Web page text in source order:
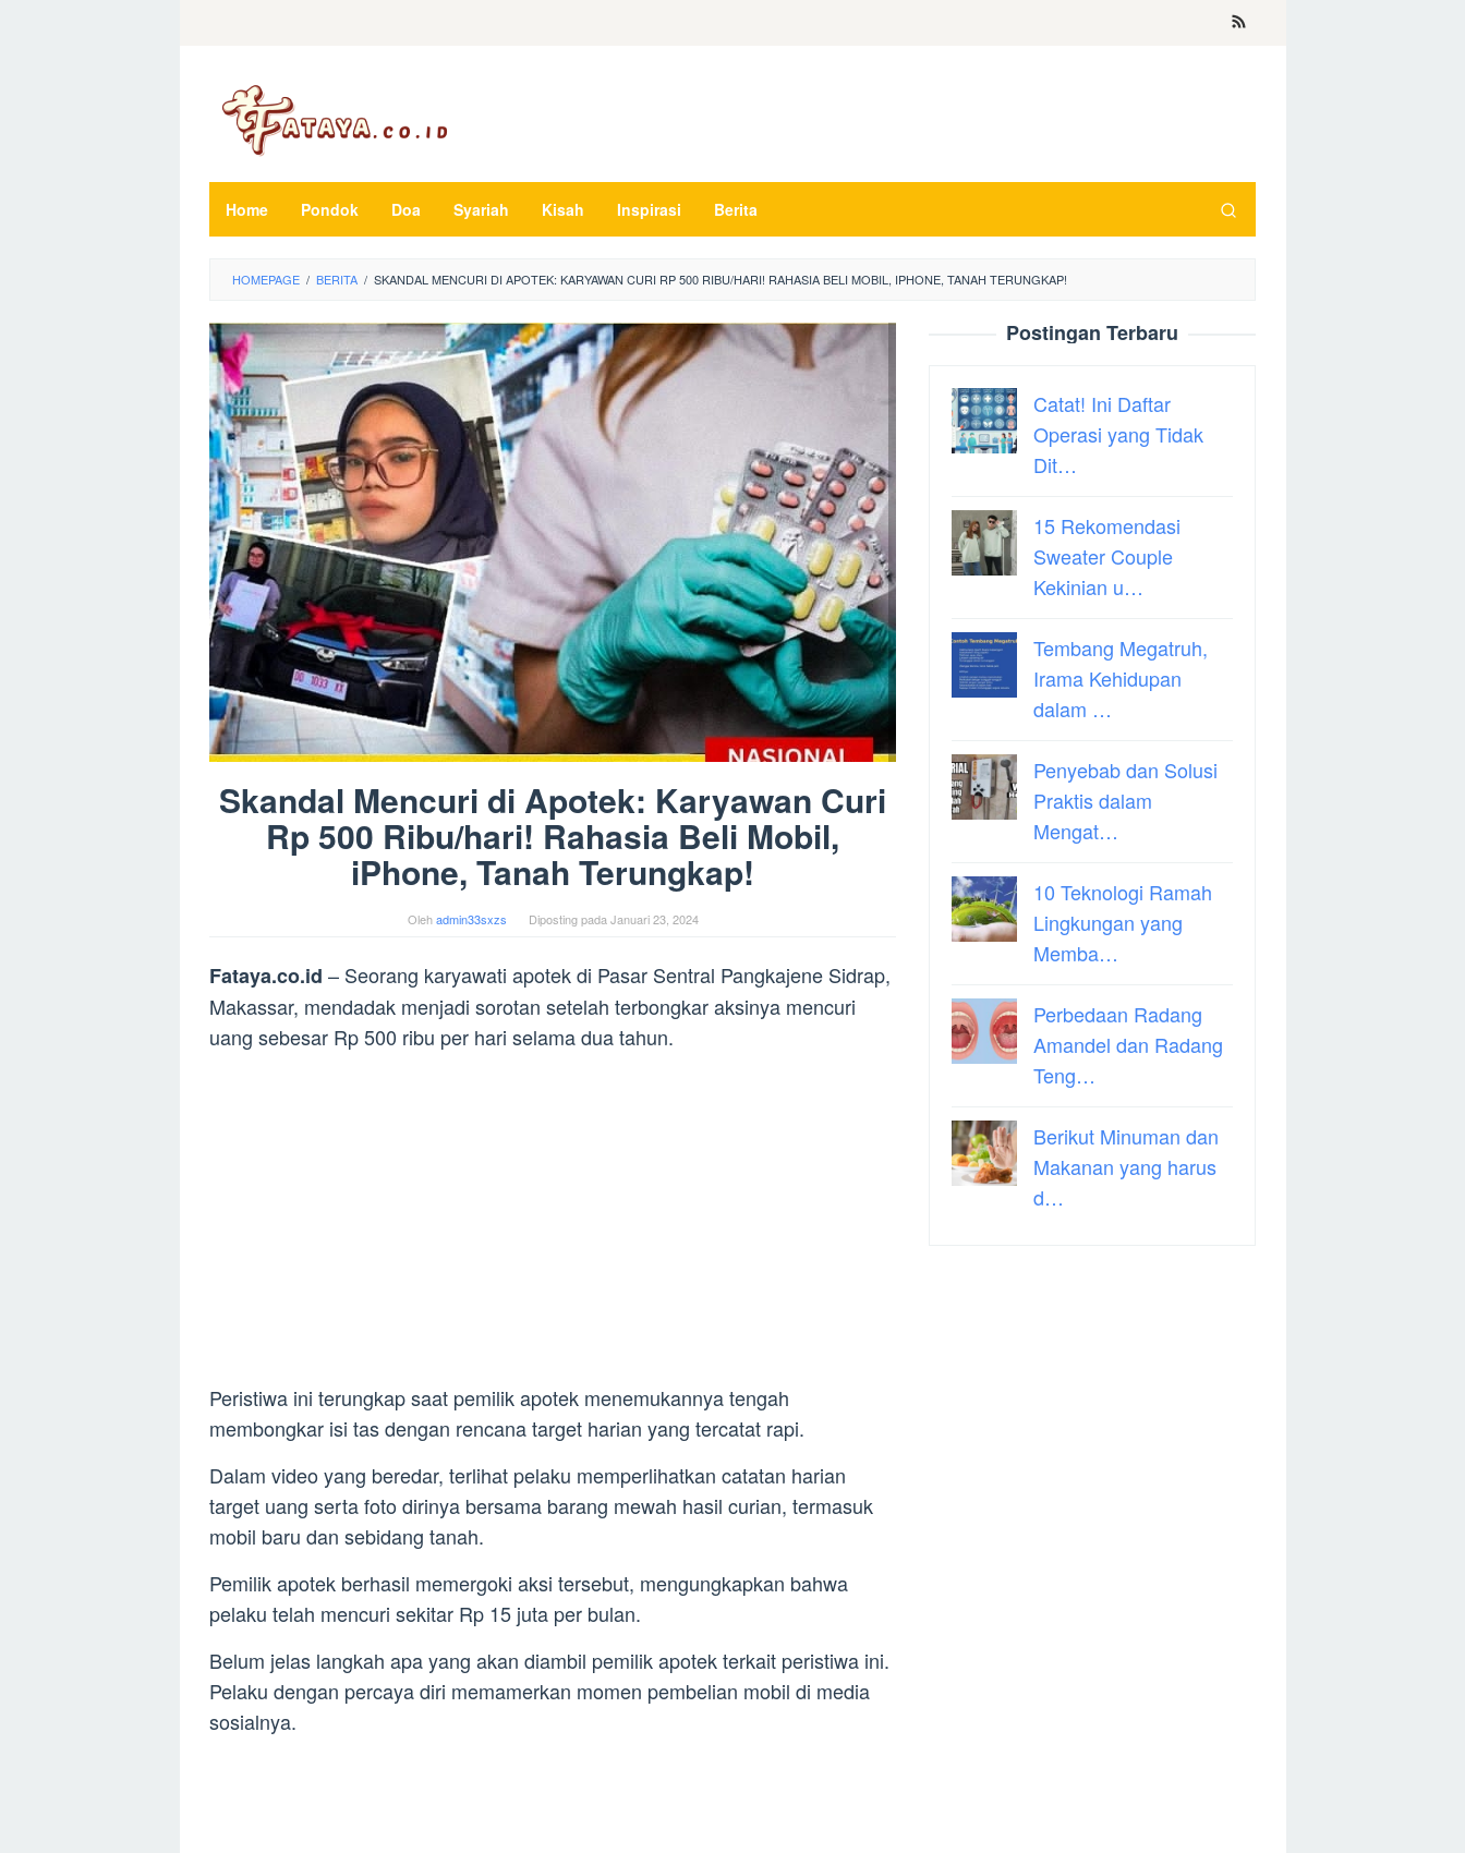
Home Pondok Doa Syariah Kisah Inspirasi Berita
HOMEPAGE / BERITA / SKANDAL MENCURI DI APOTEK: KARYAWAN CURI RP 500 RIBU/HARI! RAHASIA BELI MOBIL, IPHONE, TANAH TERUNGKAP!
Skandal Mencuri di Apotek: Karyawan Curi
Rp 500 Ribu/hari! Rahasia Beli Mobil,
iPhone, Tanah Terungkap!
Olehadmin33sxzs Diposting pada Januari 23, 2024
Fataya.co.id – Seorang karyawati apotek di Pasar Sentral Pangkajene Sidrap,
Makassar, mendadak menjadi sorotan setelah terbongkar aksinya mencuri
uang sebesar Rp 500 ribu per hari selama dua tahun.
Peristiwa ini terungkap saat pemilik apotek menemukannya tengah
membongkar isi tas dengan rencana target harian yang tercatat rapi.
Dalam video yang beredar, terlihat pelaku memperlihatkan catatan harian
target uang serta foto dirinya bersama barang mewah hasil curian, termasuk
mobil baru dan sebidang tanah.
Pemilik apotek berhasil memergoki aksi tersebut, mengungkapkan bahwa
pelaku telah mencuri sekitar Rp 15 juta per bulan.
Belum jelas langkah apa yang akan diambil pemilik apotek terkait peristiwa ini.
Pelaku dengan percaya diri memamerkan momen pembelian mobil di media
sosialnya.
Postingan Terbaru
Catat! Ini Daftar
Operasi yang Tidak
Dit…
15 Rekomendasi
Sweater Couple
Kekinian u…
Tembang Megatruh,
Irama Kehidupan
dalam …
Penyebab dan Solusi
Praktis dalam
Mengat…
10 Teknologi Ramah
Lingkungan yang
Memba…
Perbedaan Radang
Amandel dan Radang
Teng…
Berikut Minuman dan
Makanan yang harus
d…